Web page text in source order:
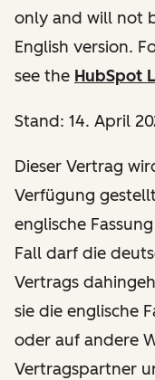
only and will not
English version.
see the HubSpot
Stand: 14. April
Dieser Vertrag
Verfügung
englische
Fall darf die
Vertrags
sie die englische
oder auf andere
Vertragspartner